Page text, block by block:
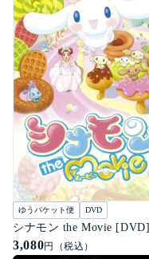
ゆうパケット便 DVD
シナモン the Movie [DVD]
3,080円（税込）